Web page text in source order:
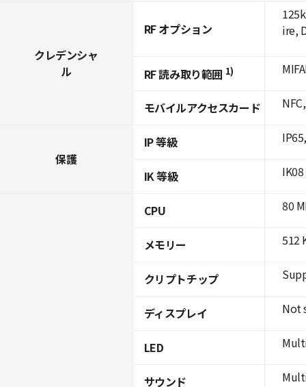
クレデンシャ
ル
RF オプション
RF 読み取り範囲 1)
モバイルアクセスカード
保護
IP 等級
IK 等級
CPU
メモリー
クリプトチップ
ディスプレイ
LED
サウンド
ire,
IK08
80
512
Not